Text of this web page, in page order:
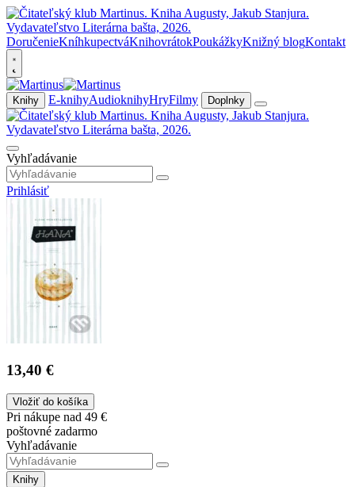
DoručenieKníhkupectváKnihovrátokPoukážkyKnižný blogKontakt
Knihy E-knihyAudioknihyHryFilmy Doplnky
Vyhľadávanie
Prihlásiť
13,40 €
Vložiť do košíka
Pri nákupe nad 49 €
poštovné zadarmo
Vyhľadávanie
Knihy